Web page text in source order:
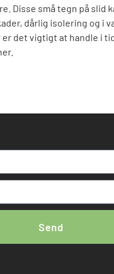
Disse små tegn på slid
dårlig isolering og i
er det vigtigt at handle i
Send